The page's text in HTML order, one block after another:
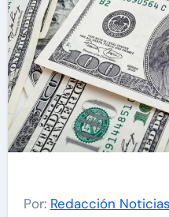
Por: Redacción